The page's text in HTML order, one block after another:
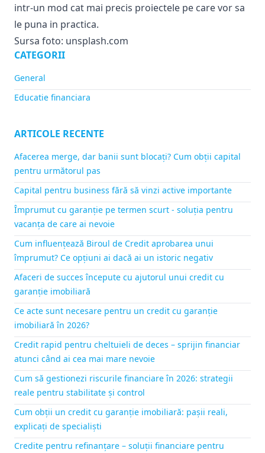
intr-un mod cat mai precis proiectele pe care vor sa
le puna in practica.
Sursa foto: unsplash.com
CATEGORII
General
Educatie financiara
ARTICOLE RECENTE
Afacerea merge, dar banii sunt blocați? Cum obții capital
pentru următorul pas
Capital pentru business fără să vinzi active importante
Împrumut cu garanție pe termen scurt - soluția pentru
vacanța de care ai nevoie
Cum influențează Biroul de Credit aprobarea unui
împrumut? Ce opțiuni ai dacă ai un istoric negativ
Afaceri de succes începute cu ajutorul unui credit cu
garanție imobiliară
Ce acte sunt necesare pentru un credit cu garanție
imobiliară în 2026?
Credit rapid pentru cheltuieli de deces – sprijin financiar
atunci când ai cea mai mare nevoie
Cum să gestionezi riscurile financiare în 2026: strategii
reale pentru stabilitate și control
Cum obții un credit cu garanție imobiliară: pașii reali,
explicați de specialiști
Credite pentru refinanțare – soluții financiare pentru